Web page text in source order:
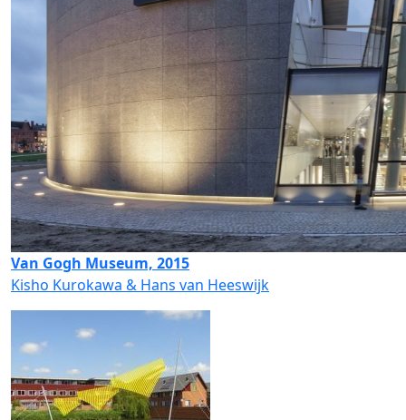
Van Gogh Museum, 2015
Kisho Kurokawa & Hans van Heeswijk